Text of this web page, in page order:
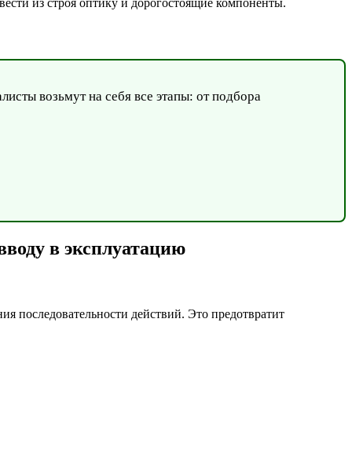
возьмут на себя все этапы: от подбора
в эксплуатацию
последовательности действий. Это предотвратит